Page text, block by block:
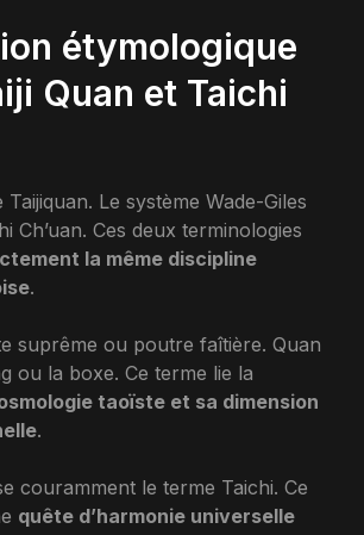
étymologique
Quan et Taichi
Taijiquan. Le système Wade-Giles
Ch’uan. Ces deux terminologies
la même discipline
.
suprême ou poutre faîtière. Quan
ou la boxe. Ce terme lie la
taoïste et sa dimension
.
couramment le terme Taichi. Ce
quête d’harmonie universelle